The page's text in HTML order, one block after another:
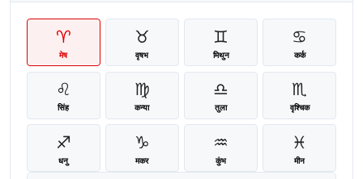
♈
मेष
♉
वृषभ
♊
मिथुन
♋
कर्क
♌
सिंह
♍
कन्या
♎
तुला
♏
वृश्चिक
♐
धनु
♑
मकर
♒
कुंभ
♓
मीन